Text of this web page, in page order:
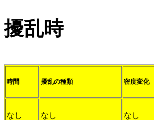
擾乱時
時間 擾乱の種類 密度変化
なし なし なし